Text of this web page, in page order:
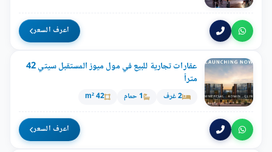
اعرف السعر
عقارات تجارية للبيع في مول ميوز المستقبل سيتي 42
متراً
2 غرف 1 حمام 42 m²
اعرف السعر